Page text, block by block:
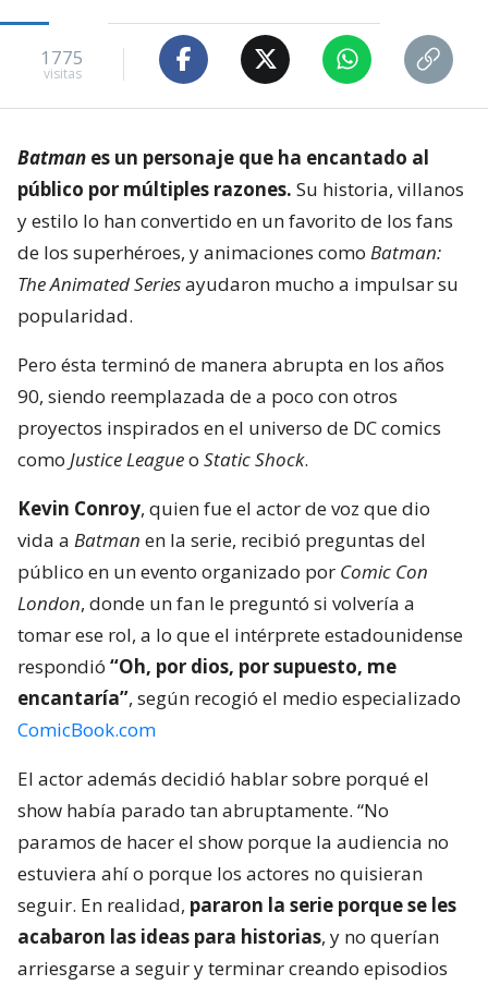
1775
visitas
Batman es un personaje que ha encantado al
público por múltiples razones. Su historia, villanos
y estilo lo han convertido en un favorito de los fans
de los superhéroes, y animaciones como Batman:
The Animated Seriesayudaron mucho a impulsar su
popularidad.
Pero ésta terminó de manera abrupta en los años
90, siendo reemplazada de a poco con otros
proyectos inspirados en el universo de DC comics
como Justice Leagueo Static Shock.
Kevin Conroy, quien fue el actor de voz que dio
vida a Batman en la serie, recibió preguntas del
público en un evento organizado por Comic Con
London, donde un fan le preguntó si volvería a
tomar ese rol, a lo que el intérprete estadounidense
respondió “Oh, por dios, por supuesto, me
encantaría”, según recogió el medio especializado
ComicBook.com
El actor además decidió hablar sobre porqué el
show había parado tan abruptamente. “No
paramos de hacer el show porque la audiencia no
estuviera ahí o porque los actores no quisieran
seguir. En realidad, pararon la serie porque se les
acabaron las ideas para historias, y no querían
arriesgarse a seguir y terminar creando episodios